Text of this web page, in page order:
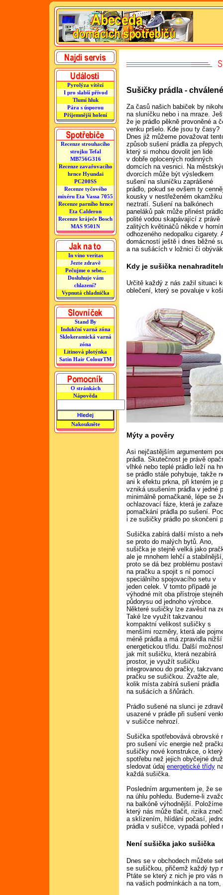
Pyrolýza vítězí
I pro slabší přívod
Tlumí hluk
Pára s úsporou
Příjemnější holení
Recenze strouhacího
strojku Tefal
MB756G316
Recenze zavařovacího
hrnce Hyundai
PC200SS
Recenze tyčového
mixéru Eta Vassa 7055
Recenze parního hrnce
Eta Calderon
Recenze kráječe Bosch
MAS 9501N
In vino veritas
Jezte zdravě
Pečujme o sebe...
Dosluhuje vám
chlazení?
Vypnutá chladnička
Stand By
Indukční varná zóna
Sklokeramická varná
zóna
Litinová plotýnka
Satin Hair ColourTM
O stránkách
Nápověda
Nakoukněte
Sušičky prádla -
Za časů našich babiček by
na sluníčku nebo i na mraze.
že je prádlo pěkně provoněné a
venku pršelo. Kde jsou ty časy?
Dnes již můžeme považovat
způsob sušení prádla za
který si mohou dovolit jen lidé
v dobře oplocených rodinných
domcích na vesnici. Na
dvorcích může být výsledkem
sušení na sluníčku zaprášené
prádlo, pokud se ovšem ty
kousky v nestřeženém okamžiku
neztratí. Sušení na balkónech
paneláků pak může přinést
polité vodou skapávající z právě
zalitých květináčů někde v
odhozeného nedopalku
domácností ještě i dnes běžné
a na sušácích v ložnici či
Kdy je sušička
Určitě každý z nás zažil situaci
oblečení, který se povaluje v
Mýty a pověry
Asi nejčastějším argumentem
prádla. Skutečnost je právě
vlhké nebo teplé prádlo leží na
se prádlo stále pohybuje, takže
ani k efektu prkna, při kterém je
vzniká usušením prádla v jedné
minimálně pomačkané, lépe se
ochlazovací fáze, která je
pomačkání prádla po sušení.
i ze sušičky prádlo po skončení
Sušička zabírá další místo a
se proto do malých bytů. Ano,
sušička je stejně velká jako
ale je mnohem lehčí a
proto se dá bez problému
na pračku a spojit s ní pomocí
speciálního spojovacího setu v
jeden celek. V tomto případě je
výhodné mít oba přístroje
půdorysu od jednoho výrobce.
Některé sušičky lze zavěsit na
Také lze využít takzvanou
kompaktní velikost sušičky s
menšími rozměry, která ale
méně prádla a má zpravidla nižší
energetickou třídu. Další
jak mít sušičku, která nezabírá
prostor, je využít sušičku
integrovanou do pračky,
pračku se sušičkou. Zvažte ale,
kolik místa zabírá sušení prádla
na sušácích a šňůrách.
Prádlo sušené na slunci je
usazené v prádle při sušení
v sušičce nehrozí.
Sušička spotřebovává obrovské
pro sušení víc energie než
sušičky nové konstrukce, o
spotřebu než jejich obyčejné
sledovat údajenergetické třídy
každá sušička.
Posledním argumentem je, že
na úhlu pohledu. Budeme-li
na balkóně výhodnější.
který nás může tlačit, rizika
a sklízením, hlídání počasí,
prádla v sušičce, vypadá pohled
Není sušička jako sušička
Dnes se v obchodech můžete
se sušičkou, přičemž každý typ
Ptáte se který z nich je pro vás
na vašich podmínkách a na